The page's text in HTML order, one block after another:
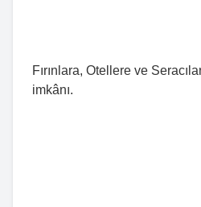
Fırınlara, Otellere ve
imkânı.